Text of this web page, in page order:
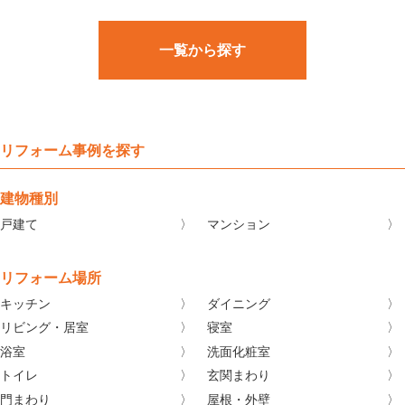
一覧から探す
リフォーム事例を探す
建物種別
戸建て マンション
リフォーム場所
キッチン
ダイニング
リビング・居室
寝室
浴室
洗面化粧室
トイレ
玄関まわり
門まわり
屋根・外壁